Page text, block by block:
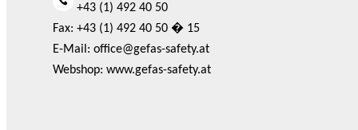
+43 (1) 492 40 50
Fax: +43 (1) 492 40 50 � 15
E-Mail:office@gefas-safety.at
Webshop: www.gefas-safety.at